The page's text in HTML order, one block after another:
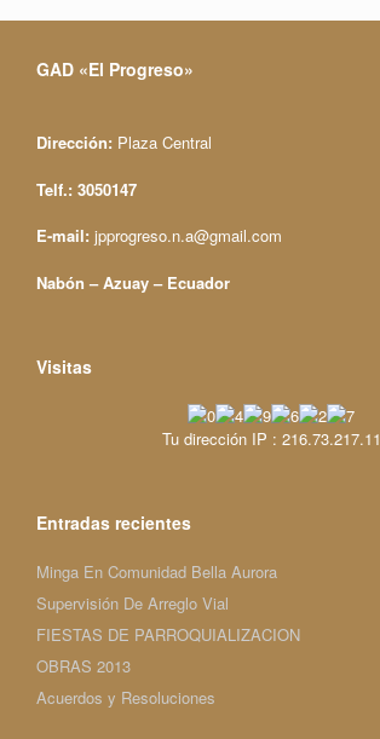
GAD «El Progreso»
Dirección: Plaza Central
Telf.: 3050147
E-mail: jpprogreso.n.a@gmail.com
Nabón – Azuay – Ecuador
Visitas
Tu dirección IP : 216.73.217.11
Entradas recientes
Minga En Comunidad Bella Aurora
Supervisión De Arreglo Vial
FIESTAS DE PARROQUIALIZACION
OBRAS 2013
Acuerdos y Resoluciones